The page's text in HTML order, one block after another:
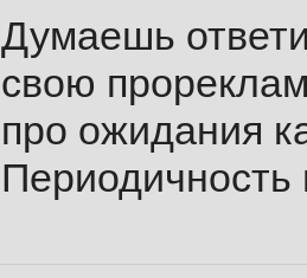
Думаешь
свою
про ожидания
Периодичность